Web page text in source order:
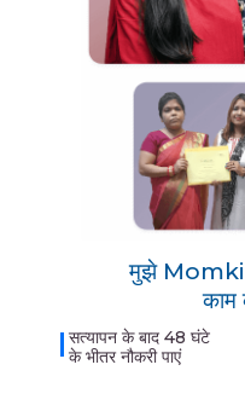
मुझे
काम
सत्यापन के बाद 48 घंटे
के भीतर नौकरी पाएं